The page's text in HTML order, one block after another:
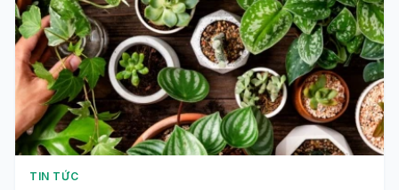
TIN TỨC